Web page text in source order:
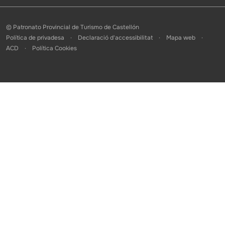
© Patronato Provincial de Turismo de Castellón
Política de privadesa
Declaració d'accessibilitat
Mapa web
ACD
Política Cookies